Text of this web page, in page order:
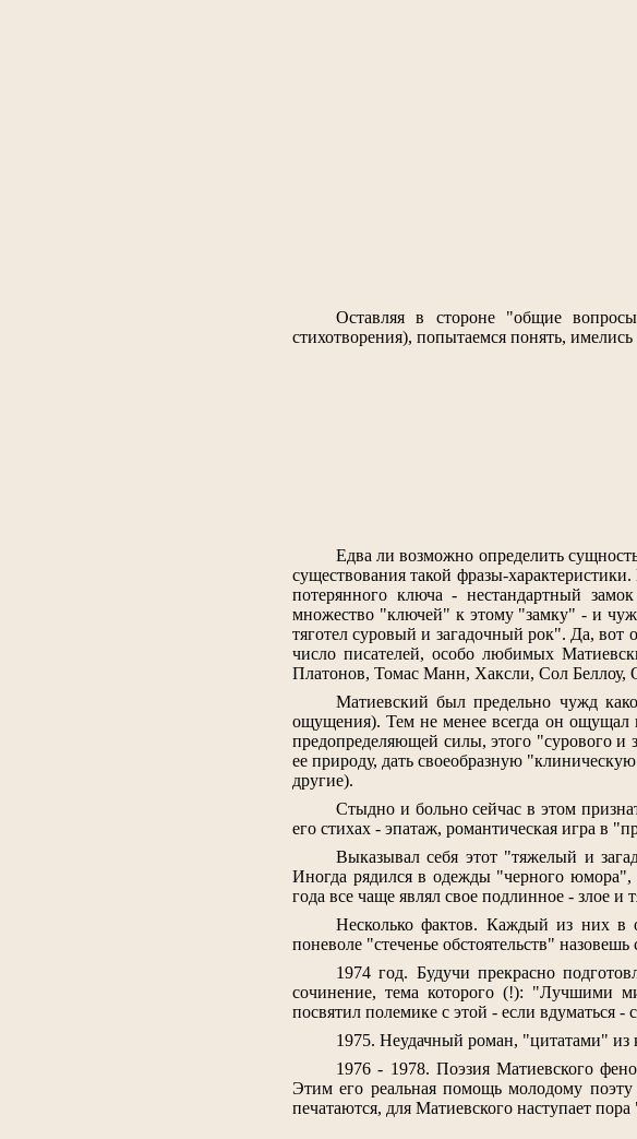
Оставляя в стороне "общие
стихотворения), попытаемся понять,
Едва ли возможно определить
существования такой фразы-
потерянного ключа - нестандартный
множество "ключей" к этому "замку" - и
тяготел суровый и загадочный рок". Да,
число писателей, особо любимых
Платонов, Томас Манн, Хаксли, Сол Беллоу,
Матиевский был предельно чужд
ощущения). Тем не менее всегда он ощущал
предопределяющей силы, этого "сурового и
ее природу, дать своеобразную
другие).
Стыдно и больно сейчас в этом
его стихах - эпатаж, романтическая игра в
Выказывал себя этот "тяжелый и
Иногда рядился в одежды "черного
года все чаще являл свое подлинное - злое и
Несколько фактов. Каждый из них в
поневоле "стеченье обстоятельств"
1974 год. Будучи прекрасно
сочинение, тема которого (!): "Лучшими
посвятил полемике с этой - если вдуматься -
1975. Неудачный роман, "цитатами" из
1976 - 1978. Поэзия Матиевского
Этим его реальная помощь молодому поэту
печатаются, для Матиевского наступает